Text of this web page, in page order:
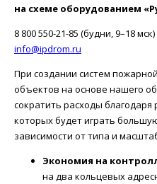
на схеме оборудованием
8 800 550-21-85 (будни, 9–18 мск)
info@ipdrom.ru
При создании систем
объектов на основе нашего
сократить расходы
которых будет играть
зависимости от типа и
Экономия на
на два кольцевых